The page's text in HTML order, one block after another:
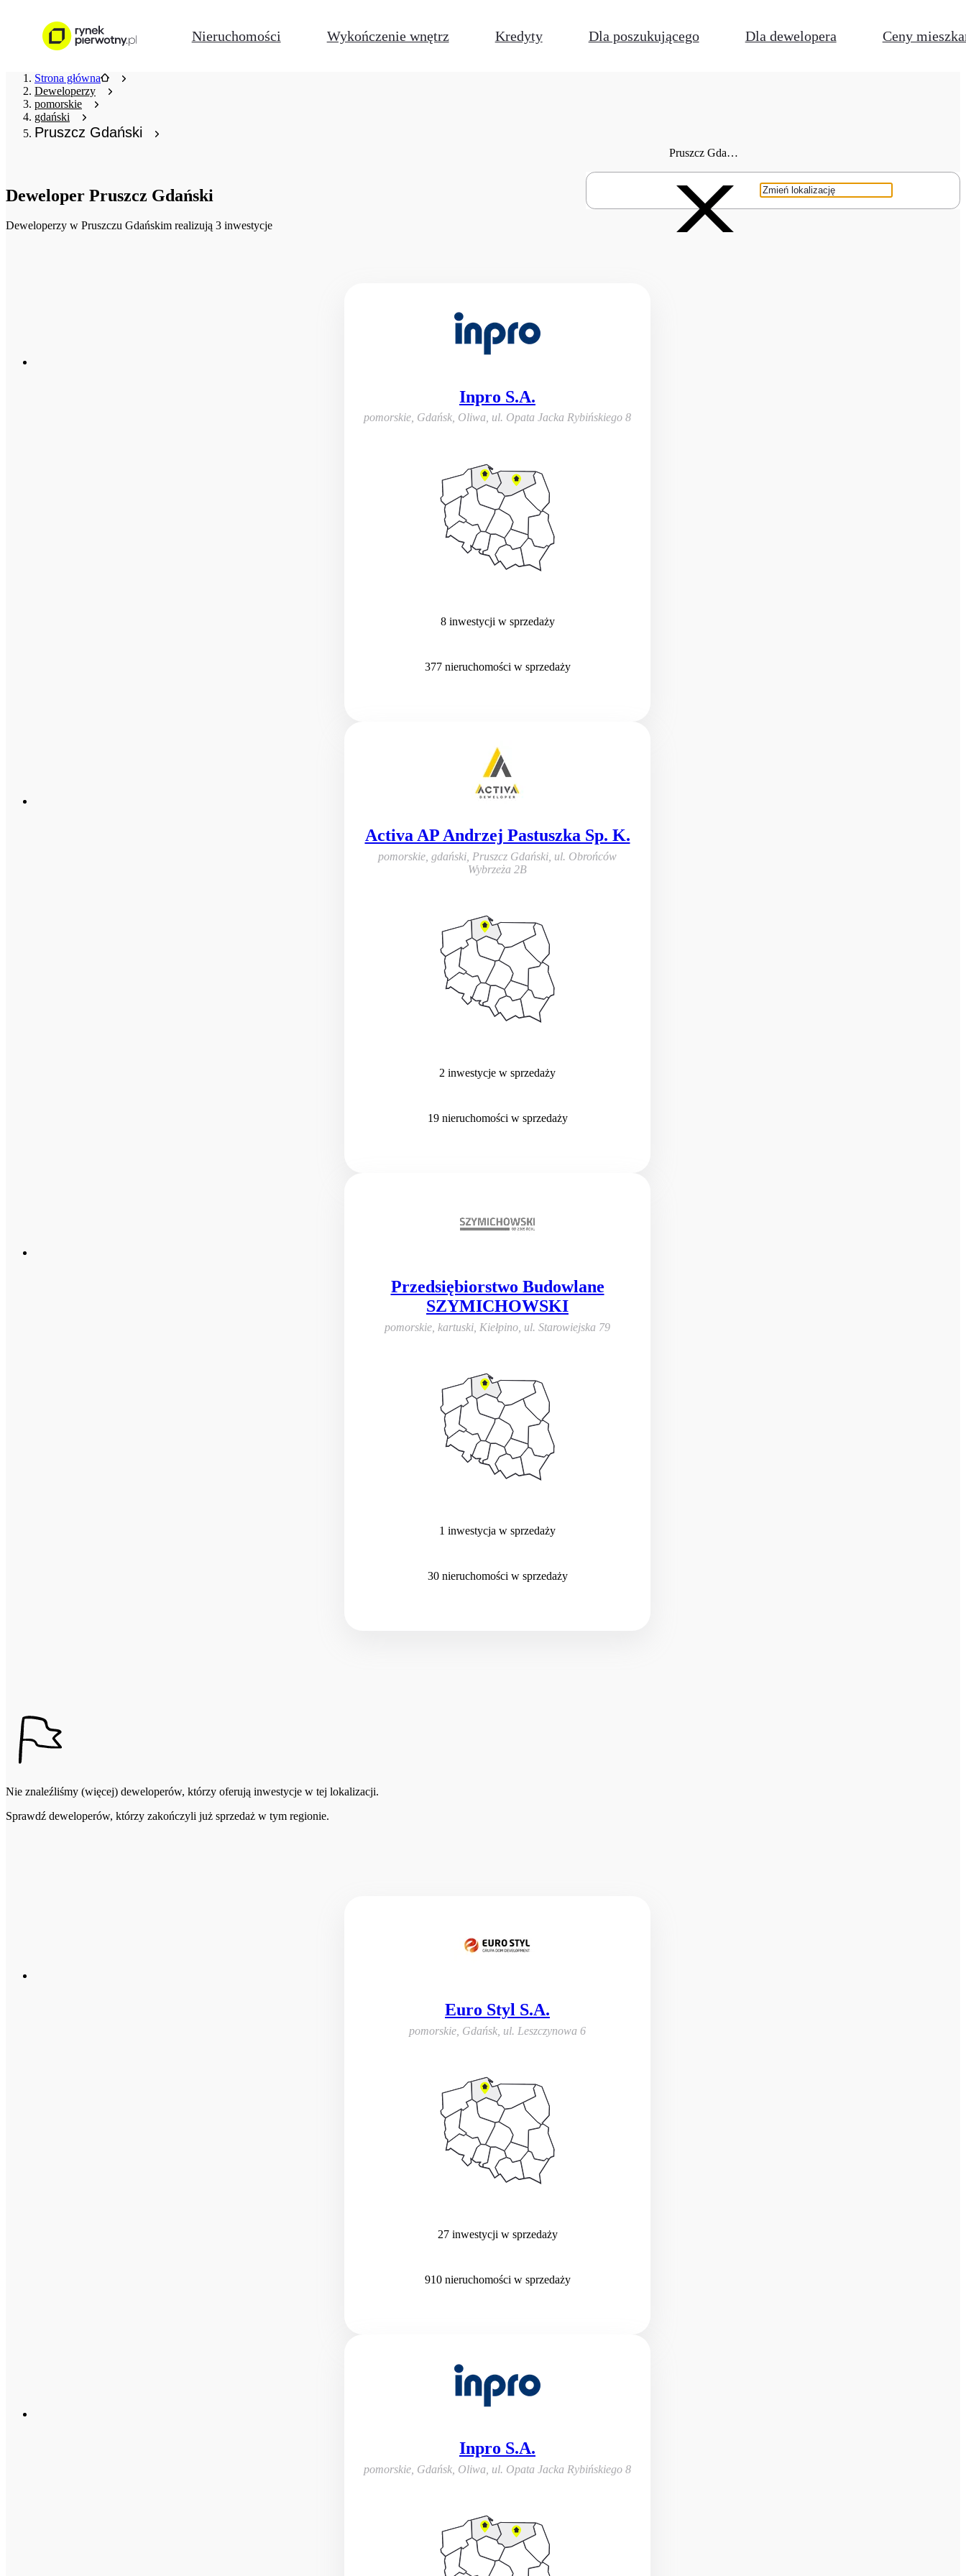
Nieruchomości Wykończenie wnętrz Kredyty Dla poszukującego Dla dewelopera Ceny
Strona główna
Deweloperzy
pomorskie
gdański
Pruszcz Gdański
Pruszcz Gdański
Deweloper Pruszcz Gdański
Deweloperzy w Pruszczu Gdańskim realizują 3 inwestycje
Inpro S.A.
pomorskie, Gdańsk, Oliwa ul. Opata Jacka Rybińskiego 8
8 inwestycji w sprzedaży
377 nieruchomości w sprzedaży
Activa AP Andrzej Pastuszka Sp. K.
pomorskie, gdański, Pruszcz Gdański ul. Obrońców
Wybrzeża 2B
2 inwestycje w sprzedaży
19 nieruchomości w sprzedaży
Przedsiębiorstwo Budowlane
SZYMICHOWSKI
pomorskie, kartuski, Kiełpino ul. Starowiejska 79
1 inwestycja w sprzedaży
30 nieruchomości w sprzedaży
Nie znaleźliśmy (więcej) deweloperów, którzy oferują inwestycje w tej lokalizacji.
Sprawdź deweloperów, którzy zakończyli już sprzedaż w tym regionie.
Euro Styl S.A.
pomorskie, Gdańsk ul. Leszczynowa 6
27 inwestycji w sprzedaży
910 nieruchomości w sprzedaży
Inpro S.A.
pomorskie, Gdańsk, Oliwa ul. Opata Jacka Rybińskiego 8